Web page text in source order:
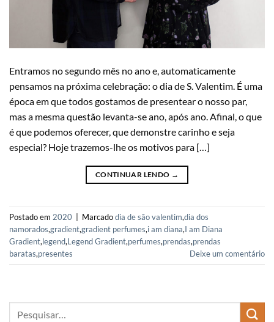
Entramos no segundo mês no ano e, automaticamente
pensamos na próxima celebração: o dia de S. Valentim. É uma
época em que todos gostamos de presentear o nosso par,
mas a mesma questão levanta-se ano, após ano. Afinal, o que
é que podemos oferecer, que demonstre carinho e seja
especial? Hoje trazemos-lhe os motivos para […]
CONTINUAR LENDO →
Postado em 2020 | Marcadodia de são valentim,dia dos
namorados,gradient,gradient perfumes,i am diana,I am Diana
Gradient,legend,Legend Gradient,perfumes,prendas,prendas
baratas,presentes Deixe um comentário